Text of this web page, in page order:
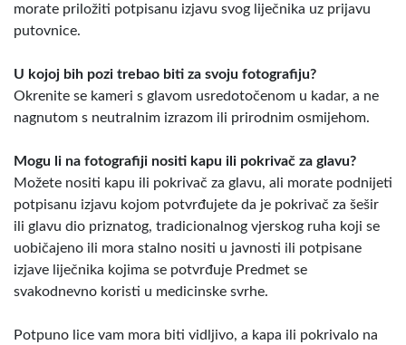
morate priložiti potpisanu izjavu svog liječnika uz prijavu
putovnice.
U kojoj bih pozi trebao biti za svoju fotografiju?
Okrenite se kameri s glavom usredotočenom u kadar, a ne
nagnutom s neutralnim izrazom ili prirodnim osmijehom.
Mogu li na fotografiji nositi kapu ili pokrivač za glavu?
Možete nositi kapu ili pokrivač za glavu, ali morate podnijeti
potpisanu izjavu kojom potvrđujete da je pokrivač za šešir
ili glavu dio priznatog, tradicionalnog vjerskog ruha koji se
uobičajeno ili mora stalno nositi u javnosti ili potpisane
izjave liječnika kojima se potvrđuje Predmet se
svakodnevno koristi u medicinske svrhe.
Potpuno lice vam mora biti vidljivo, a kapa ili pokrivalo na